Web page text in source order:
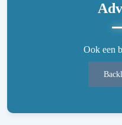
Ook een